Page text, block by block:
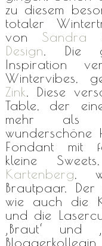
zu diesem
totaler
von Sandra
Design. Die
Inspiration
Wintervibes,
Zink. Diese
Table, der
mehr als
wunderschöne
Fondant mit
kleine
Kartenberg,
Brautpaar.
wie auch die
und die
‚Braut‘ und